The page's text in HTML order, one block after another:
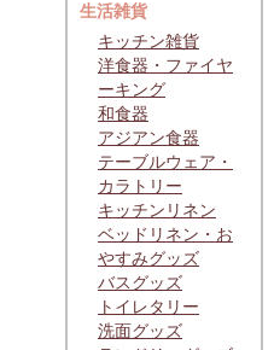
生活雑貨
キッチン雑貨
洋食器・ファイヤ
ーキング
和食器
アジアン食器
テーブルウェア・
カラトリー
キッチンリネン
ベッドリネン・お
やすみグッズ
バスグッズ
トイレタリー
洗面グッズ